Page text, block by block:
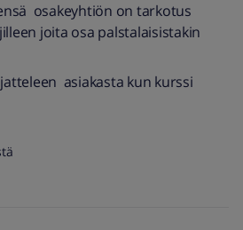
osakeyhtiön on tarkotus
joita osa palstalaisistakin
asiakasta kun kurssi